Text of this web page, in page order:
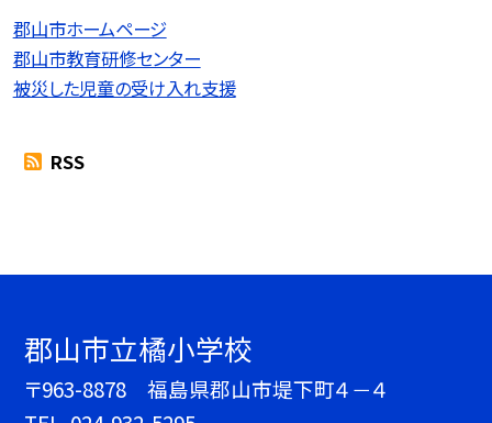
郡山市ホームページ
郡山市教育研修センター
被災した児童の受け入れ支援
RSS
郡山市立橘小学校
〒963-8878 福島県郡山市堤下町４－４